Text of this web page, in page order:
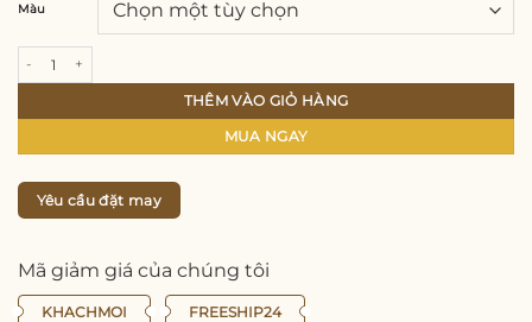
Màu
THÊM VÀO GIỎ HÀNG
MUA NGAY
Yêu cầu đặt may
Mã giảm giá của chúng tôi
KHACHMOI FREESHIP24